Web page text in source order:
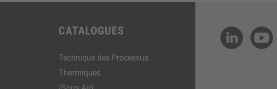
CATALOGUES
Technique des Processus
Thermiques